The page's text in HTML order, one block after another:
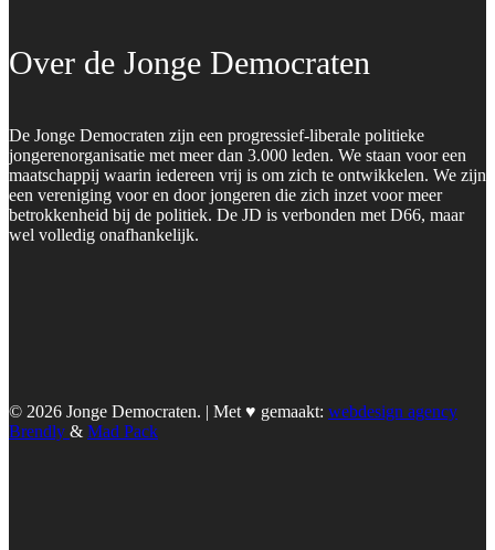
Over de Jonge Democraten
De Jonge Democraten zijn een progressief-liberale politieke
jongerenorganisatie met meer dan 3.000 leden. We staan voor een
maatschappij waarin iedereen vrij is om zich te ontwikkelen. We zijn
een vereniging voor en door jongeren die zich inzet voor meer
betrokkenheid bij de politiek. De JD is verbonden met D66, maar
wel volledig onafhankelijk.
© 2026 Jonge Democraten. | Met ♥︎ gemaakt: webdesign agency
Brendly & Mad Pack